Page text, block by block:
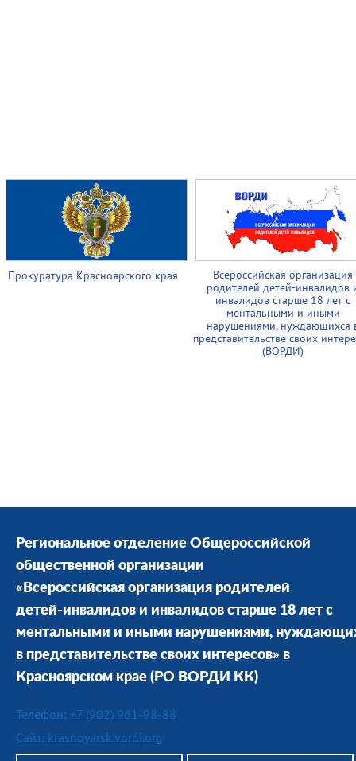
Всероссийская организация
родителей детей-инвалидов
инвалидов старше 18 лет с
ментальными и иными
нарушениями, нуждающихся
представительстве своих
(ВОРДИ)
Прокуратура Красноярского края
Региональное отделение Общероссийской
общественной организации
«Всероссийская организация родителей
детей-инвалидов и инвалидов старше 18 лет с
ментальными и иными нарушениями,
в представительстве своих интересов» в
Красноярском крае (РО ВОРДИ КК)
Телефон: +7 (902) 961-98-88
Сайт: krasnoyarsk.vordi.org